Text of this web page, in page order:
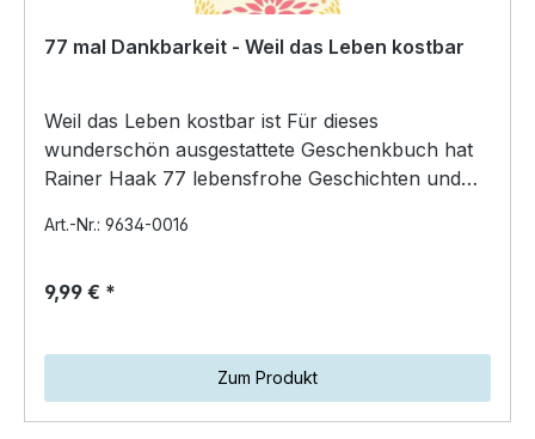
77 mal Dankbarkeit - Weil das Leben kostbar
Weil das Leben kostbar ist Für dieses
wunderschön ausgestattete Geschenkbuch hat
Rainer Haak 77 lebensfrohe Geschichten und
Art.-Nr.: 9634-0016
9,99 € *
Zum Produkt